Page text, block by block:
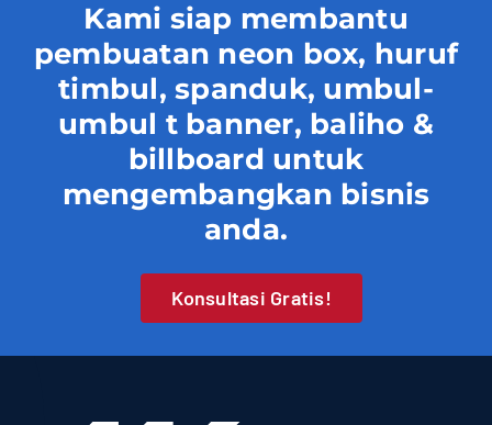
Kami siap membantu
pembuatan neon box, huruf
timbul, spanduk, umbul-
umbul t banner, baliho &
billboard untuk
mengembangkan bisnis
anda.
Konsultasi Gratis!